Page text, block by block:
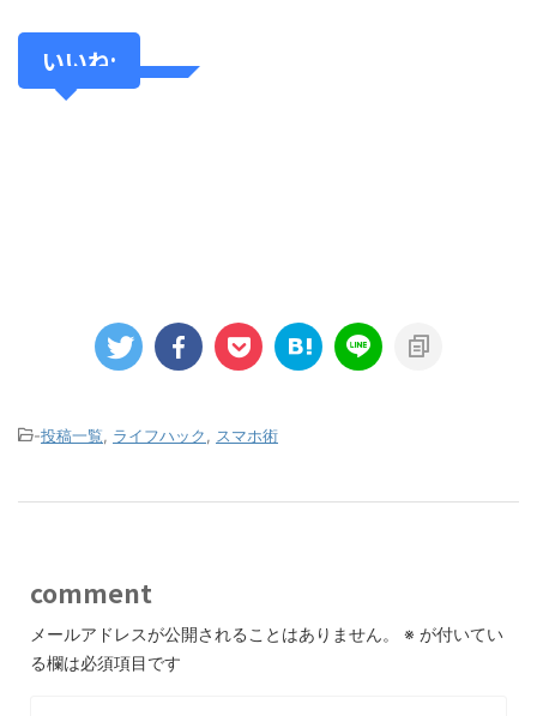
いいね:
-投稿一覧 ライフハック スマホ術
comment
メールアドレスが公開されることはありません。 ※ が付いてい
る欄は必須項目です